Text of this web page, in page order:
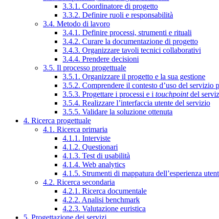
3.3.1. Coordinatore di progetto
3.3.2. Definire ruoli e responsabilità
3.4. Metodo di lavoro
3.4.1. Definire processi, strumenti e rituali
3.4.2. Curare la documentazione di progetto
3.4.3. Organizzare tavoli tecnici collaborativi
3.4.4. Prendere decisioni
3.5. Il processo progettuale
3.5.1. Organizzare il progetto e la sua gestione
3.5.2. Comprendere il contesto d’uso del servizio
3.5.3. Progettare i processi e i touchpointdel
3.5.4. Realizzare l’interfaccia utente del servizio
3.5.5. Validare la soluzione ottenuta
4. Ricerca progettuale
4.1. Ricerca primaria
4.1.1. Interviste
4.1.2. Questionari
4.1.3. Test di usabilità
4.1.4. Web analytics
4.1.5. Strumenti di mappatura dell’esperienza
4.2. Ricerca secondaria
4.2.1. Ricerca documentale
4.2.2. Analisi benchmark
4.2.3. Valutazione euristica
5. Progettazione dei servizi